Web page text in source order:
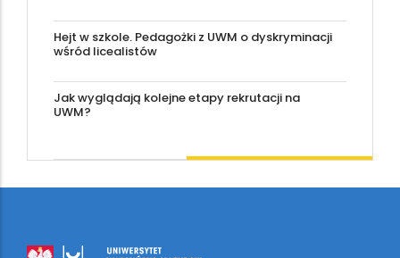
Hejt w szkole. Pedagożki z UWM o dyskryminacji
wśród licealistów
Jak wyglądają kolejne etapy rekrutacji na
UWM?